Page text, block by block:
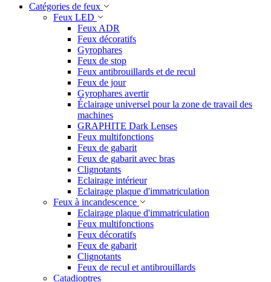
Catégories de feux
Feux LED
Feux ADR
Feux décoratifs
Gyrophares
Feux de stop
Feux antibrouillards et de recul
Feux de jour
Gyrophares avertir
Éclairage universel pour la zone de travail des
machines
GRAPHITE Dark Lenses
Feux multifonctions
Feux de gabarit
Feux de gabarit avec bras
Clignotants
Eclairage intérieur
Eclairage plaque d'immatriculation
Feux à incandescence
Eclairage plaque d'immatriculation
Feux multifonctions
Feux décoratifs
Feux de gabarit
Clignotants
Feux de recul et antibrouillards
Catadioptres